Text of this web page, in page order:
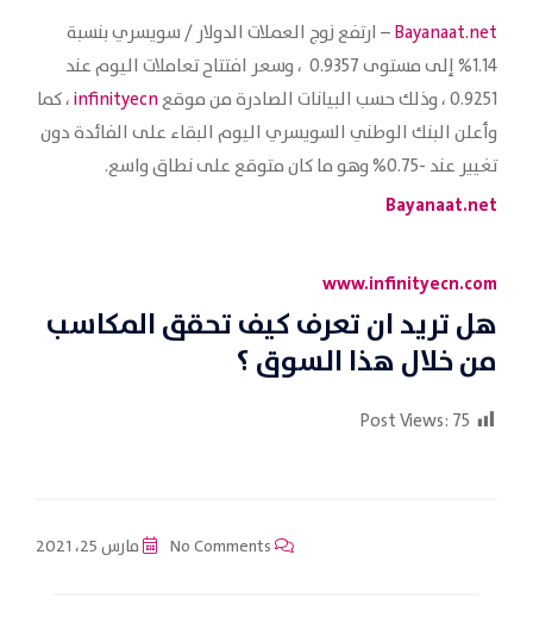
Bayanaat.net– ارتفع زوج العملات الدولار / سويسري بنسبة
1.14% إلى مستوى 0.9357 ، وسعر افتتاح تعاملات اليوم عند
0.9251 ، وذلك حسب البيانات الصادرة من موقع
infinityecn، كما
وأعلن البنك الوطني السويسري اليوم البقاء على الفائدة دون
تغيير عند -0.75% وهو ما كان متوقع على نطاق واسع.
Bayanaat.net
www.infinityecn.com
هل تريد ان تعرف كيف تحقق المكاسب
من خلال هذا السوق ؟
Post Views: 75
مارس 25، 2021